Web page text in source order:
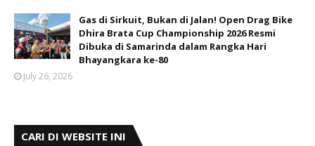
Gas di Sirkuit, Bukan di Jalan! Open Drag Bike
Dhira Brata Cup Championship 2026 Resmi
Dibuka di Samarinda dalam Rangka Hari
Bhayangkara ke-80
July 26, 2026
CARI DI WEBSITE INI